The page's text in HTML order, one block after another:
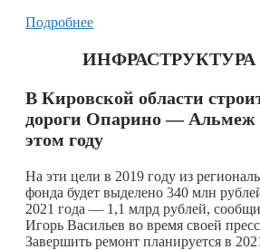
Подробнее
В Кировской области
дороги Опарино — Альмеж
этом году
На эти цели в 2019 году из
фонда будет выделено 340 млн
2021 года — 1,1 млрд рублей,
Игорь Васильев во время своей
Завершить ремонт планируется в